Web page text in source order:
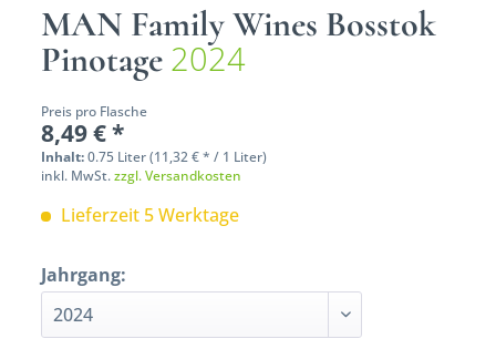
MAN Family Wines Bosstok
Pinotage 2024
Preis pro Flasche
8,49 € *
Inhalt:0.75 Liter (11,32 € * / 1 Liter)
inkl. MwSt.zzgl. Versandkosten
Lieferzeit 5 Werktage
Jahrgang: